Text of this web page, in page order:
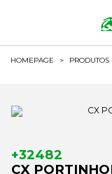
HOMEPAGE > PRODUTOS
+32482
CX